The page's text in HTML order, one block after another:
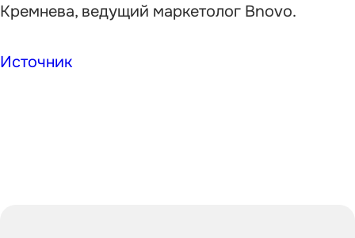
Кремнева, ведущий маркетолог Bnovo.
Источник